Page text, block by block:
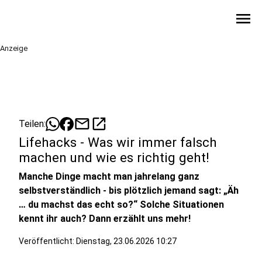
menu
Anzeige
Teilen: mailopen_in_new
Lifehacks - Was wir immer falsch
machen und wie es richtig geht!
Manche Dinge macht man jahrelang ganz
selbstverständlich - bis plötzlich jemand sagt: „Äh
… du machst das echt so?“ Solche Situationen
kennt ihr auch? Dann erzählt uns mehr!
Veröffentlicht: Dienstag, 23.06.2026 10:27